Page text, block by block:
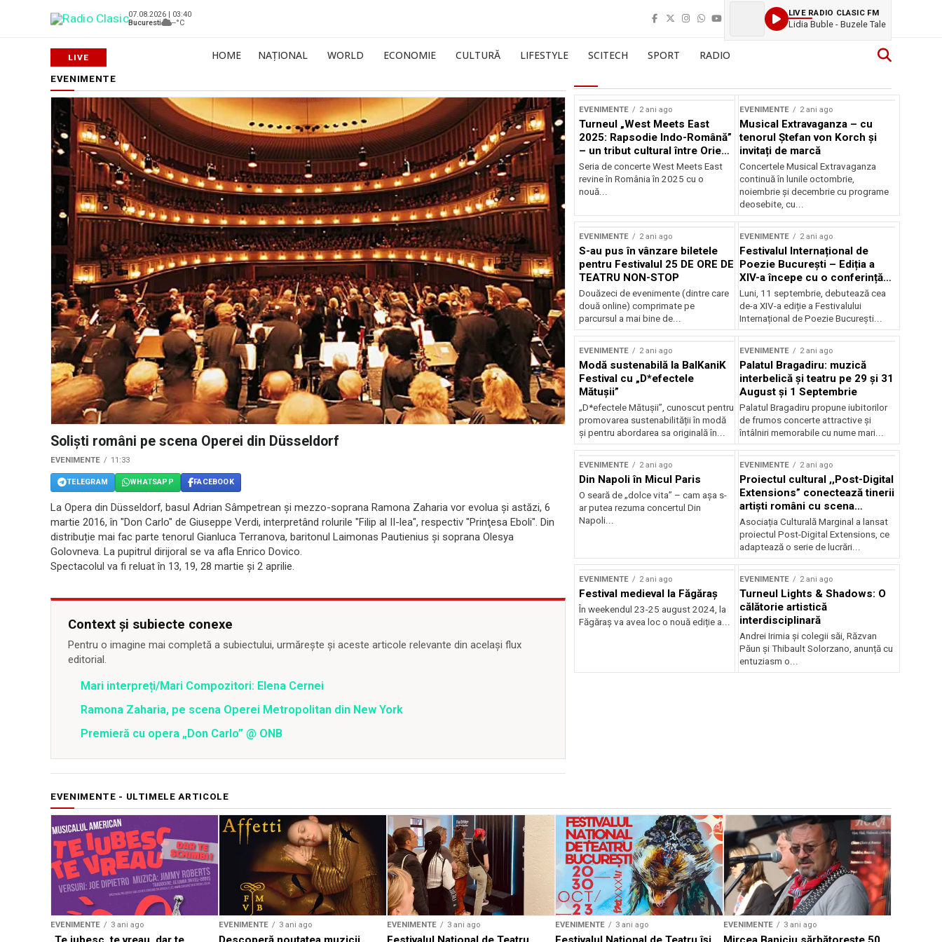
07.08.2026 | 03:40
Bucuresti
--°C
LIVE RADIO CLASIC FM
Lidia Buble - Buzele Tale
HOME NAȚIONAL WORLD ECONOMIE CULTURĂ LIFESTYLE SCITECH SPORT RADIO
EVENIMENTE
Solişti români pe scena Operei din Düsseldorf
EVENIMENTE 11:33
TELEGRAM WHATSAPP FACEBOOK
La Opera din Düsseldorf, basul Adrian Sâmpetrean şi mezzo-soprana Ramona Zaharia vor evolua şi astăzi, 6
martie 2016, în "Don Carlo" de Giuseppe Verdi, interpretând rolurile "Filip al II-lea", respectiv "Prinţesa Eboli". Din
distribuție mai fac parte tenorul Gianluca Terranova, baritonul Laimonas Pautienius şi soprana Olesya
Golovneva. La pupitrul dirijoral se va afla Enrico Dovico.
Spectacolul va fi reluat în 13, 19, 28 martie şi 2 aprilie.
Context și subiecte conexe
Pentru o imagine mai completă a subiectului, urmărește și aceste articole relevante din același flux
editorial.
Mari interpreți/Mari Compozitori: Elena Cernei
Ramona Zaharia, pe scena Operei Metropolitan din New York
Premieră cu opera „Don Carlo” @ ONB
EVENIMENTE 2 ani ago
Turneul „West Meets East
2025: Rapsodie Indo-Română”
– un tribut cultural între Orient
și Occident
Seria de concerte West Meets East
revine în România în 2025 cu o
nouă...
EVENIMENTE 2 ani ago
Musical Extravaganza – cu
tenorul Ștefan von Korch și
invitați de marcă
Concertele Musical Extravaganza
continuă în lunile octombrie,
noiembrie şi decembrie cu programe
deosebite, cu...
EVENIMENTE 2 ani ago
S-au pus în vânzare biletele
pentru Festivalul 25 DE ORE DE
TEATRU NON-STOP
Douăzeci de evenimente (dintre care
două online) comprimate pe
parcursul a mai bine de...
EVENIMENTE 2 ani ago
Festivalul Internațional de
Poezie București – Ediția a
XIV-a începe cu o conferință
despre limba română
susținută de Marco Lucchesi
Luni, 11 septembrie, debutează cea
de-a XIV-a ediție a Festivalului
Internațional de Poezie București...
EVENIMENTE 2 ani ago
Modă sustenabilă la BalKaniK
Festival cu „D*efectele
Mătușii”
„D*efectele Mătușii”, cunoscut pentru
promovarea sustenabilității în modă
și pentru abordarea sa originală în...
EVENIMENTE 2 ani ago
Palatul Bragadiru: muzică
interbelică şi teatru pe 29 şi 31
August şi 1 Septembrie
Palatul Bragadiru propune iubitorilor
de frumos concerte attractive şi
întâlniri memorabile cu nume mari...
EVENIMENTE 2 ani ago
Din Napoli în Micul Paris
O seară de „dolce vita” – cam așa s-
ar putea rezuma concertul Din
Napoli...
EVENIMENTE 2 ani ago
Proiectul cultural ,,Post-Digital
Extensions” conectează tinerii
artiști români cu scena
internațională
Asociația Culturală Marginal a lansat
proiectul Post-Digital Extensions, ce
adaptează o serie de lucrări...
EVENIMENTE 2 ani ago
Festival medieval la Făgăraș
În weekendul 23-25 august 2024, la
Făgăraș va avea loc o nouă ediție a...
EVENIMENTE 2 ani ago
Turneul Lights & Shadows: O
călătorie artistică
interdisciplinară
Andrei Irimia și colegii săi, Răzvan
Păun și Thibault Solorzano, anunță cu
entuziasm o...
EVENIMENTE - ULTIMELE ARTICOLE
EVENIMENTE 3 ani ago EVENIMENTE 3 ani ago EVENIMENTE 3 ani ago EVENIMENTE 3 ani ago EVENIMENTE 3 ani ago